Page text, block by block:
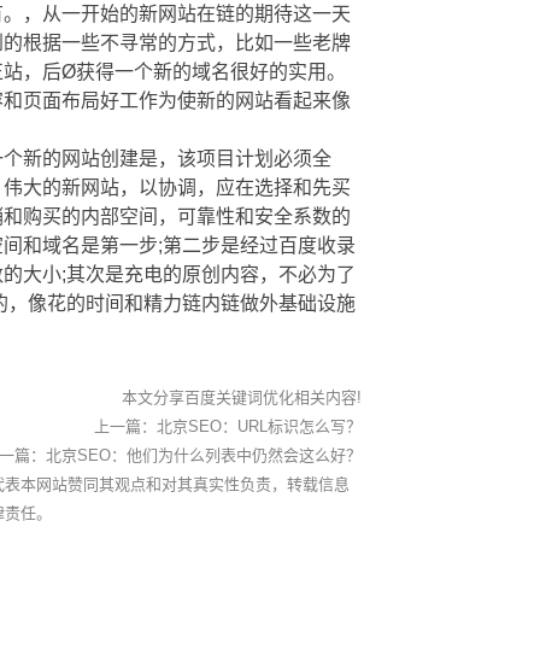
，从一开始的新网站在链的期待这一天
根据一些不寻常的方式，比如一些老牌
，后Ø获得一个新的域名很好的实用。
页面布局好工作为使新的网站看起来像
新的网站创建是，该项目计划必须全
大的新网站，以协调，应在选择和先买
购买的内部空间，可靠性和安全系数的
和域名是第一步;第二步是经过百度收录
大小;其次是充电的原创内容，不必为了
像花的时间和精力链内链做外基础设施
本文分享百度关键词优化相关内容!
上一篇： 北京SEO：URL标识怎么写？
篇： 北京SEO：他们为什么列表中仍然会这么好？
本网站赞同其观点和对其真实性负责，转载信息
任。